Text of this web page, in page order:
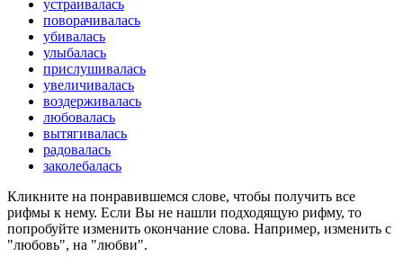
устраивалась
поворачивалась
убивалась
улыбалась
прислушивалась
увеличивалась
воздерживалась
любовалась
вытягивалась
радовалась
заколебалась
Кликните на понравившемся слове, чтобы получить все
рифмы к нему. Если Вы не нашли подходящую рифму, то
попробуйте изменить окончание слова. Например, изменить с
"любовь", на "любви".